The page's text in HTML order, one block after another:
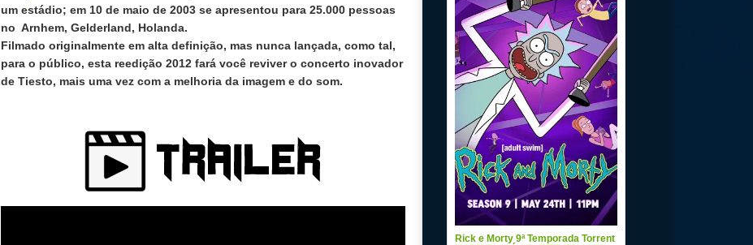
um estádio; em 10 de maio de 2003 se apresentou para 25.000 pessoas
no Arnhem, Gelderland, Holanda.
Filmado originalmente em alta definição, mas nunca lançada, como tal,
para o público, esta reedição 2012 fará você reviver o concerto inovador
de Tiesto, mais uma vez com a melhoria da imagem e do som.
Rick e Morty 9ª Temporada Torrent